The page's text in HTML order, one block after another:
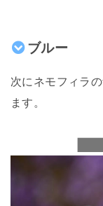
ブルー
次にネモフィラ
ます。